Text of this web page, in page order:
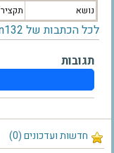
חדשות ועדכונים (0)
נושא תקציר
לכל הכתבות של yarin132
תגובות